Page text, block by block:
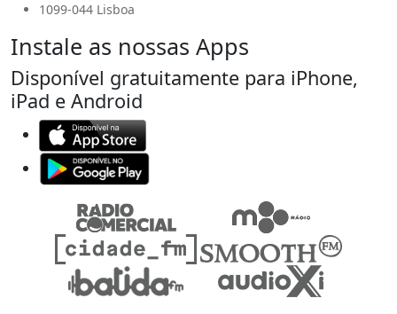
1099-044 Lisboa
Instale as nossas Apps
Disponível gratuitamente para iPhone,
iPad e Android